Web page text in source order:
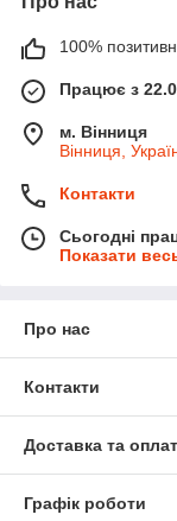
100%
Працює з
м. Вінниця
Вінниця,
Контакти
Сьогодні
Показати
Про нас
Контакти
Доставка та
Графік роботи